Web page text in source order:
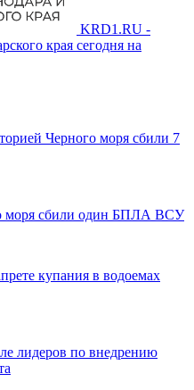
KRD1.RU -
края сегодня на
Черного моря сбили 7
моря сбили один БПЛА ВСУ
купания в водоемах
лидеров по внедрению